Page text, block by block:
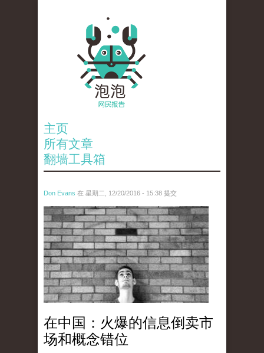
主页
所有文章
翻墙工具箱
Don Evans 在 星期二, 12/20/2016 - 15:38 提交
tou_.jpg
在中国：火爆的信息倒卖市
场和概念错位